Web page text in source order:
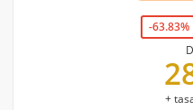
-63.83%
+